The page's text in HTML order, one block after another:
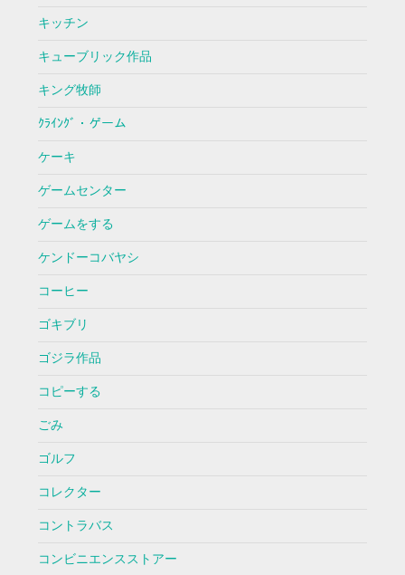
キッチン
キューブリック作品
キング牧師
ｸﾗｲﾝｸﾞ・ゲーム
ケーキ
ゲームセンター
ゲームをする
ケンドーコバヤシ
コーヒー
ゴキブリ
ゴジラ作品
コピーする
ごみ
ゴルフ
コレクター
コントラバス
コンビニエンスストアー